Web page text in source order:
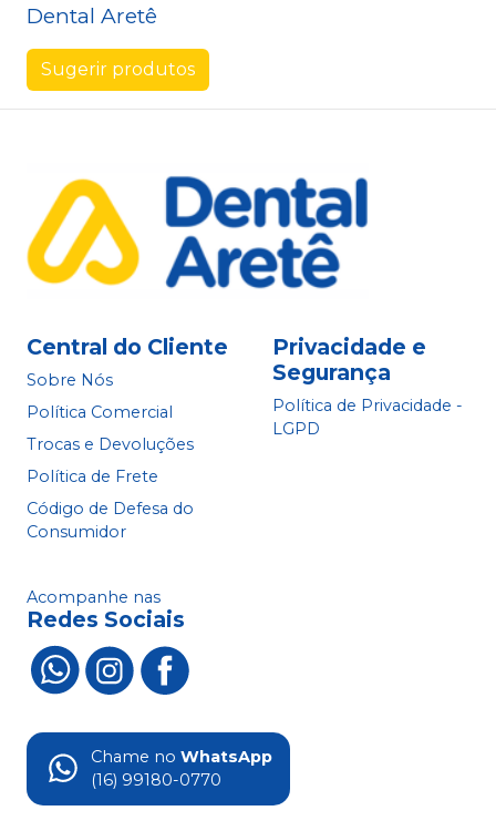
Dental Aretê
Sugerir produtos
Central do Cliente
Sobre Nós
Política Comercial
Trocas e Devoluções
Política de Frete
Código de Defesa do
Consumidor
Privacidade e
Segurança
Política de Privacidade -
LGPD
Acompanhe nas
Redes Sociais
Chame no WhatsApp
(16) 99180-0770